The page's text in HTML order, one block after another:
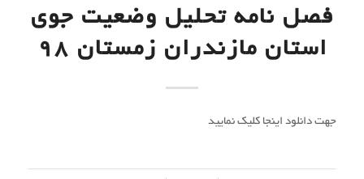
فصل نامه تحلیل وضعیت جوی
استان مازندران زمستان 98
جهت دانلود اینجا کلیک نمایید